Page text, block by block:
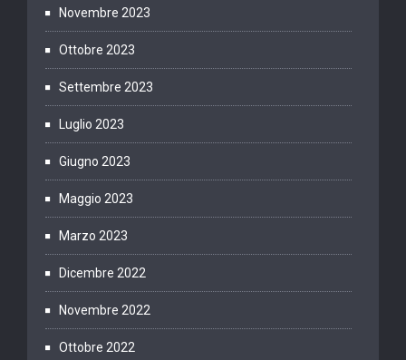
Novembre 2023
Ottobre 2023
Settembre 2023
Luglio 2023
Giugno 2023
Maggio 2023
Marzo 2023
Dicembre 2022
Novembre 2022
Ottobre 2022